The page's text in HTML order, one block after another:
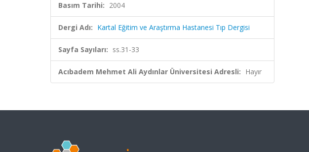
Basım Tarihi: 2004
Dergi Adı: Kartal Eğitim ve Araştırma Hastanesi Tıp Dergisi
Sayfa Sayıları: ss.31-33
Acıbadem Mehmet Ali Aydınlar Üniversitesi Adresli: Hayır